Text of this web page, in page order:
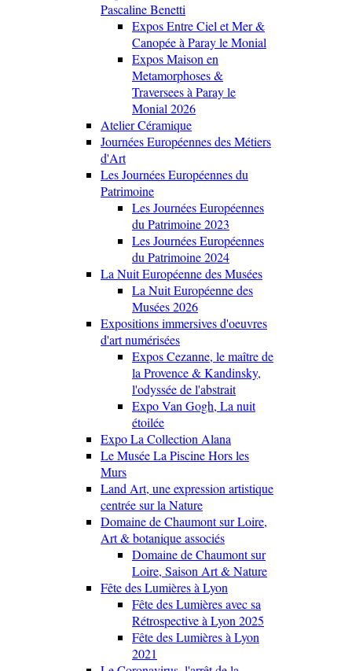
Pascaline Benetti
Expos Entre Ciel et Mer &
Canopée à Paray le Monial
Expos Maison en
Metamorphoses &
Traversees à Paray le
Monial 2026
Atelier Céramique
Journées Européennes des Métiers
d'Art
Les Journées Européennes du
Patrimoine
Les Journées Européennes
du Patrimoine 2023
Les Journées Européennes
du Patrimoine 2024
La Nuit Européenne des Musées
La Nuit Européenne des
Musées 2026
Expositions immersives d'oeuvres
d'art numérisées
Expos Cezanne, le maître de
la Provence & Kandinsky,
l'odyssée de l'abstrait
Expo Van Gogh, La nuit
étoilée
Expo La Collection Alana
Le Musée La Piscine Hors les
Murs
Land Art, une expression artistique
centrée sur la Nature
Domaine de Chaumont sur Loire,
Art & botanique associés
Domaine de Chaumont sur
Loire, Saison Art & Nature
Fête des Lumières à Lyon
Fête des Lumières avec sa
Rétrospective à Lyon 2025
Fête des Lumières à Lyon
2021